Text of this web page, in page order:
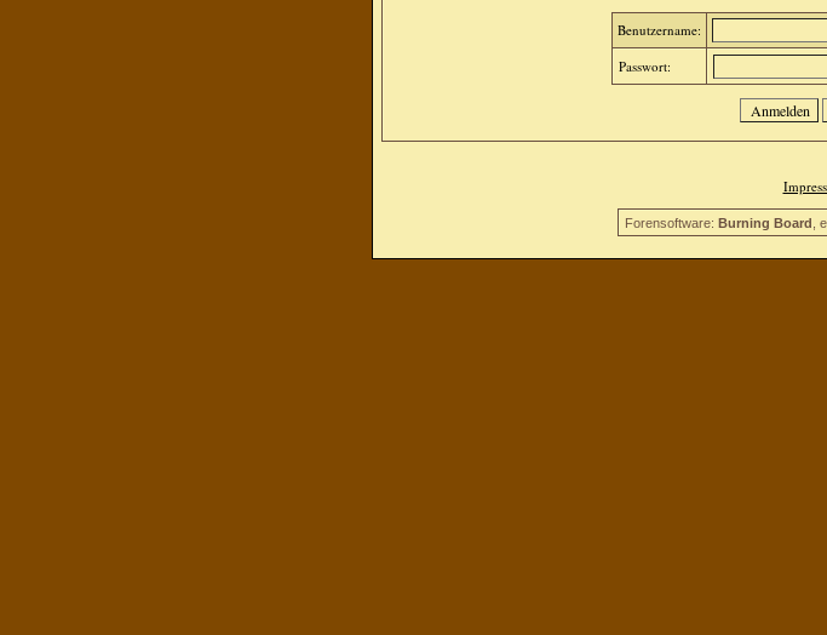
Benutzername:
Passwort:
Forensoftware: Burning Board ,